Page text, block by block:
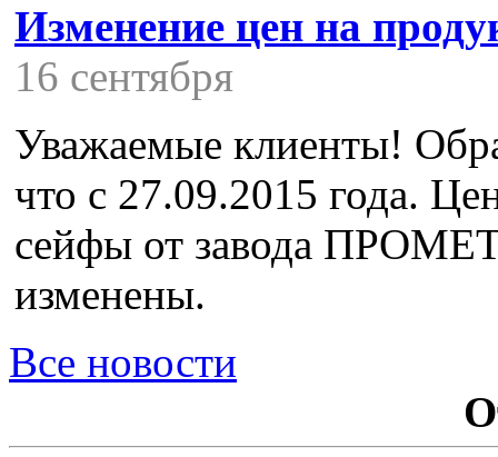
Изменение цен на
16 сентября
Уважаемые клиенты!
что с 27.09.2015 года.
сейфы от завода
изменены.
Все новости